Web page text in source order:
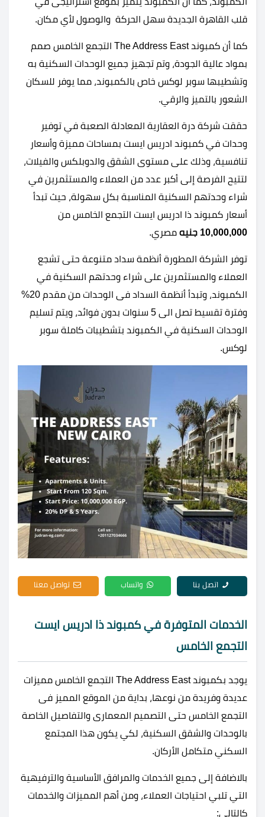
قلب القاهرة الجديدة سهل الحركة والوصول لأي مكان.
كما أن كمبوند The Address East التجمع الخامس صمم
بمواد عالية الجودة، وتم تجهيز جميع الوحدات السكنية به
وتشطيبها سوبر لوكس خاص بالكمبوند، مما يوفر للسكان
الشعور بالتميز والرقي.
حققت شركة درة العقارية المعادلة الصعبة في توفير
وحدات في كمبوند ادريس ايست بمساحات مميزة وأسعار
تنافسية، وذلك على مستوى الشقق والدوبلكس والفيلات،
لتتيح الفرصة إلى أكبر عدد من العملاء والمستثمرين في
شراء وحدتهم السكنية المناسبة بكل سهولة، حيث تبدأ
أسعار كمبوند ذا ادريس ايست التجمع الخامس من
10,000,000 جنيه
مصري.
توفر الشركة المطورة أنظمة سداد متنوعة حتى تشجع
العملاء والمستثمرين على شراء وحدتهم السكنية في
الكمبوند، وتبدأ أنظمة السداد فى الوحدات من مقدم 20%
وفترة تقسيط تصل الى 5 سنوات بدون فوائد، ويتم تسليم
الوحدات السكنية في الكمبوند بتشطيبات كاملة سوبر
لوكس.
اتصل بنا واتساب تواصل معنا
الخدمات المتوفرة في كمبوند ذا ادريس ايست
التجمع الخامس
يوجد بكمبوند The Address East التجمع الخامس مميزات
عديدة وفريدة من نوعها، بداية من الموقع المميز فى
التجمع الخامس حتى التصميم المعمارى والتفاصيل الخاصة
بالوحدات والشقق السكنية، لكي يكون هذا المجتمع
السكني متكامل الأركان.
بالاضافة إلى جميع الخدمات والمرافق الأساسية والترفيهية
التي تلبي احتياجات العملاء، ومن أهم المميزات والخدمات
كالتالى: